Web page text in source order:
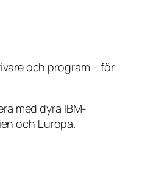
och program – för
med dyra IBM-
och Europa.